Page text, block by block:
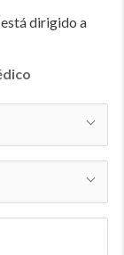
dirigido a